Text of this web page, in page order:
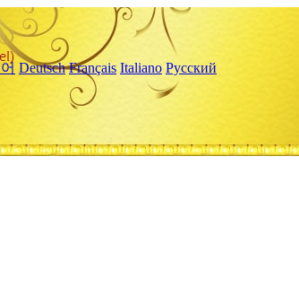
Deutsch Français Italiano Русский